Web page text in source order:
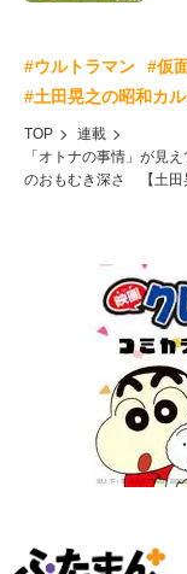
#ウルトラマン #仮
#土田晃之の昭和カ
TOP
連載
「オトナの事情」が見
のおもむき深さ 【土田